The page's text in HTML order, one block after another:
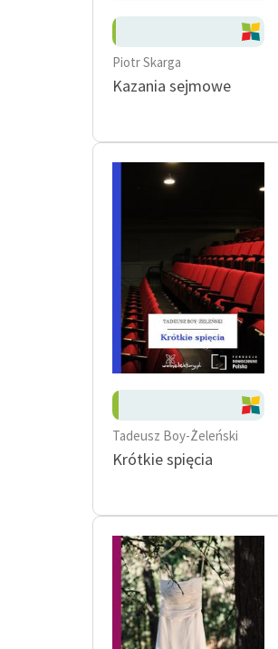
Piotr Skarga
Kazania sejmowe
Tadeusz Boy-Żeleński
Krótkie spięcia